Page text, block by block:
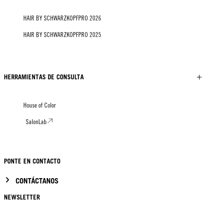
HAIR BY SCHWARZKOPFPRO 2026
HAIR BY SCHWARZKOPFPRO 2025
HERRAMIENTAS DE CONSULTA
House of Color
SalonLab
PONTE EN CONTACTO
CONTÁCTANOS
NEWSLETTER